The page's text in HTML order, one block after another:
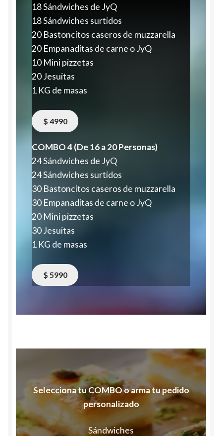
18 Sándwiches de JyQ
18 Sándwiches surtidos
20 Bastoncitos caseros de muzzarella
20 Empanaditas de carne o JyQ
10 Mini pizzetas
20 Jesuitas
1 KG de masas
$ 4990
COMBO 4 (De 16 a 20 Personas)
24 Sándwiches de JyQ
24 Sándwiches surtidos
30 Bastoncitos caseros de muzzarella
30 Empanaditas de carne o JyQ
20 Mini pizzetas
30 Jesuitas
1 KG de masas
$ 5990
Selecciona tu COMBO o arma tu pedido
personalizado
Sándwiches